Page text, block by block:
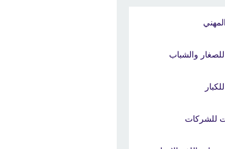
للصغار والشباب
للشركات